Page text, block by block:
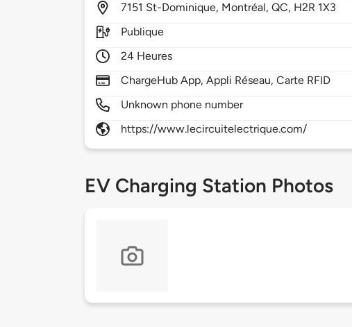
7151 St-Dominique, Montréal,QC, H2R 1X3
Publique
24 Heures
ChargeHub App, Appli Réseau, Carte RFID
Unknown phone number
https://www.lecircuitelectrique.com/
EV Charging Station Photos